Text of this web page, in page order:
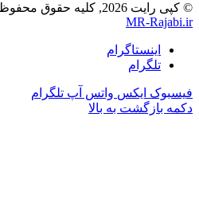
© کپی رایت 2026, کلیه حقوق محفوظ است |
MR-Rajabi.ir
اینستاگرام
تلگرام
فیسبوک ایکس واتس آپ تلگرام
دکمه بازگشت به بالا